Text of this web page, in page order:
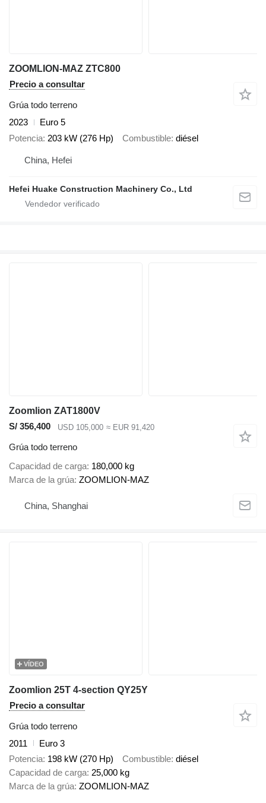
ZOOMLION-MAZ ZTC800
Precio a consultar
Grúa todo terreno
2023
Euro 5
Potencia 203 kW (276 Hp) Combustible diésel
China, Hefei
Hefei Huake Construction Machinery Co., Ltd
Zoomlion ZAT1800V
S/ 356,400
USD 105,000 ≈ EUR 91,420
Grúa todo terreno
Capacidad de carga 180,000 kg
Marca de la grúa ZOOMLION-MAZ
China, Shanghai
VÍDEO
Zoomlion 25T 4-section QY25Y
Precio a consultar
Grúa todo terreno
2011
Euro 3
Potencia 198 kW (270 Hp) Combustible diésel
Capacidad de carga 25,000 kg
Marca de la grúa ZOOMLION-MAZ